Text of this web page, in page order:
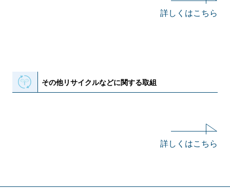
詳しくはこちら
その他リサイクルなどに関する取組
詳しくはこちら